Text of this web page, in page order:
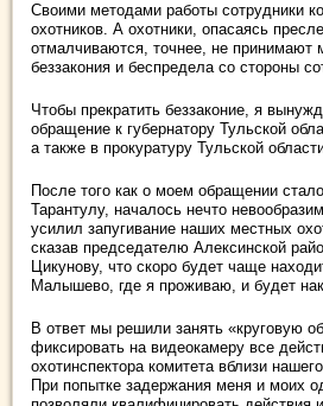
Своими методами работы сотрудники
охотников. А охотники, опасаясь
отмалчиваются, точнее, не принимают
беззакония и беспредела со стороны
Чтобы прекратить беззаконие, я
обращение к губернатору Тульской
а также в прокуратуру Тульской
После того как о моем обращении
Тарантулу, началось нечто
усилил запугивание наших местных
сказав председателю Алексинской
Цикунову, что скоро будет чаще
Малышево, где я проживаю, и будет
В ответ мы решили занять «круговую
фиксировать на видеокамеру все
охотинспектора комитета вблизи
При попытке задержания меня и моих